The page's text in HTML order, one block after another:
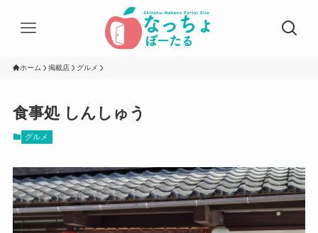
ホーム 掲載店 グルメ
食事処 しんしゅう
グルメ